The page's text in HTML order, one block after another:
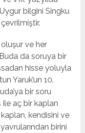
Uygur bilgini Singku
ve her
da soruya bir
hisse yoluyla
Yaruk’un 10.
bir soru
aç bir kaplan
kaplan, kendisini ve
birini